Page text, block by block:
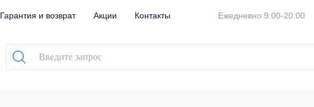
Гарантия и возврат Акции Контакты Ежедневно 9:00-20:00